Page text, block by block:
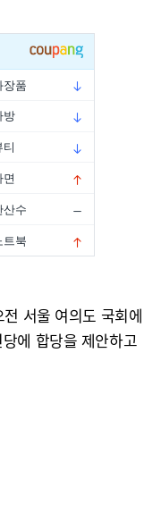
서울 여의도 국회에
에 합당을 제안하고